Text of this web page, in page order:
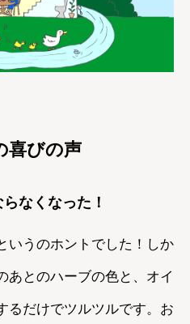
喜びの声
なくなった！
いうのホントでした！しか
あとのハーブの色と、オイ
るだけでツルツルです。お